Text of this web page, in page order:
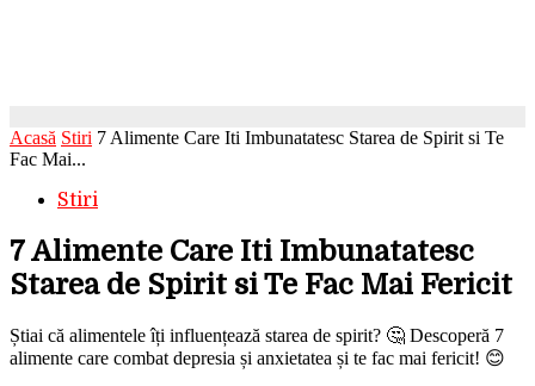
Acasă Stiri 7 Alimente Care Iti Imbunatatesc Starea de Spirit si Te
Fac Mai...
Stiri
7 Alimente Care Iti Imbunatatesc
Starea de Spirit si Te Fac Mai Fericit
Știai că alimentele îți influențează starea de spirit? 🤔 Descoperă 7
alimente care combat depresia și anxietatea și te fac mai fericit! 😊